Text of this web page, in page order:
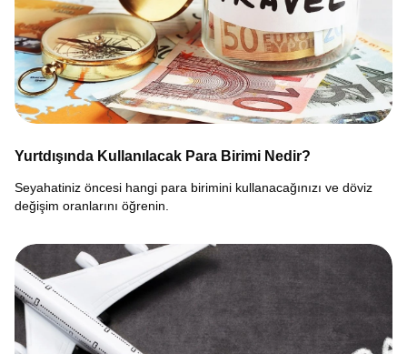
Yurtdışında Kullanılacak Para Birimi Nedir?
Seyahatiniz öncesi hangi para birimini kullanacağınızı ve döviz
değişim oranlarını öğrenin.